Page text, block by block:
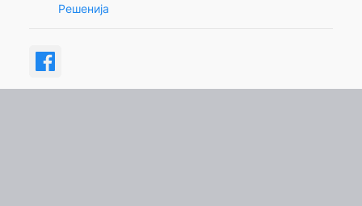
Решенија